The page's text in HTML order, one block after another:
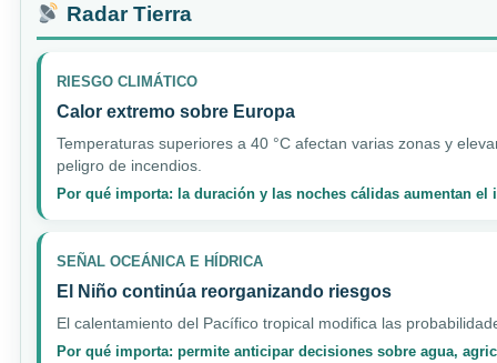
Radar Tierra
RIESGO CLIMÁTICO
Calor extremo sobre Europa
Temperaturas superiores a 40 °C afectan varias zonas y
peligro de incendios.
Por qué importa: la duración y las noches cálidas aumentan el
SEÑAL OCEÁNICA E HÍDRICA
El Niño continúa reorganizando riesgos
El calentamiento del Pacífico tropical modifica las
Por qué importa: permite anticipar decisiones sobre agua,